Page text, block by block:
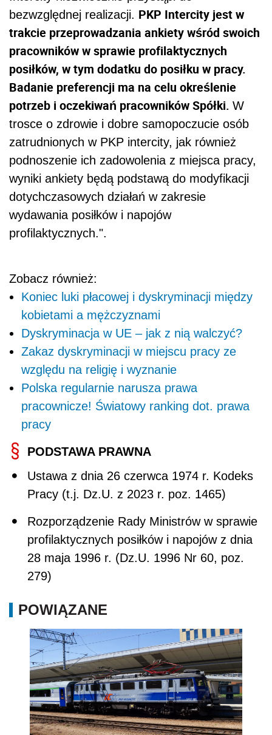
bezwzględnej realizacji. PKP Intercity jest w
trakcie przeprowadzania ankiety wśród swoich
pracowników w sprawie profilaktycznych
posiłków, w tym dodatku do posiłku w pracy.
Badanie preferencji ma na celu określenie
potrzeb i oczekiwań pracowników Spółki. W
trosce o zdrowie i dobre samopoczucie osób
zatrudnionych w PKP intercity, jak również
podnoszenie ich zadowolenia z miejsca pracy,
wyniki ankiety będą podstawą do modyfikacji
dotychczasowych działań w zakresie
wydawania posiłków i napojów
profilaktycznych.".
Zobacz również:
Koniec luki płacowej i dyskryminacji między
kobietami a mężczyznami
Dyskryminacja w UE – jak z nią walczyć?
Zakaz dyskryminacji w miejscu pracy ze
względu na religię i wyznanie
Polska regularnie narusza prawa
pracownicze! Światowy ranking dot. prawa
pracy
PODSTAWA PRAWNA
Ustawa z dnia 26 czerwca 1974 r. Kodeks
Pracy (t.j. Dz.U. z 2023 r. poz. 1465)
Rozporządzenie Rady Ministrów w sprawie
profilaktycznych posiłków i napojów z dnia
28 maja 1996 r. (Dz.U. 1996 Nr 60, poz.
279)
POWIĄZANE